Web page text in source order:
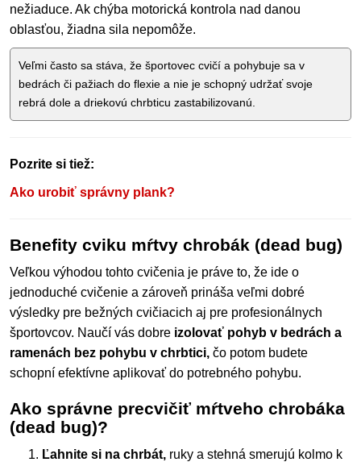
nežiaduce. Ak chýba motorická kontrola nad danou
oblasťou, žiadna sila nepomôže.
Veľmi často sa stáva, že športovec cvičí a pohybuje sa v
bedrách či pažiach do flexie a nie je schopný udržať svoje
rebrá dole a driekovú chrbticu zastabilizovanú.
Pozrite si tiež:
Ako urobiť správny plank?
Benefity cviku mŕtvy chrobák (dead bug)
Veľkou výhodou tohto cvičenia je práve to, že ide o
jednoduché cvičenie a zároveň prináša veľmi dobré
výsledky pre bežných cvičiacich aj pre profesionálnych
športovcov. Naučí vás dobre izolovať pohyb v bedrách a
ramenách bez pohybu v chrbtici, čo potom budete
schopní efektívne aplikovať do potrebného pohybu.
Ako správne precvičiť mŕtveho chrobáka
(dead bug)?
Ľahnite si na chrbát, ruky a stehná smerujú kolmo k